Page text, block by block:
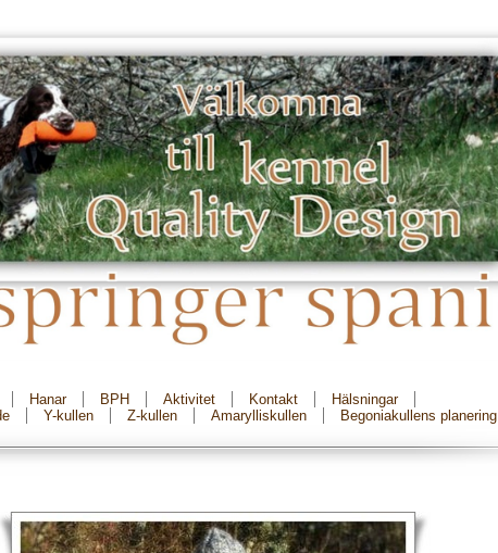
Hanar BPH Aktivitet Kontakt
Hälsningar
Y-kullen Z-kullen Amarylliskullen Begoniakullens planering